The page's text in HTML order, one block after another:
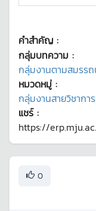
คำสำคัญ :
กลุ่มบทความ :
กลุ่มงานตามสมรร
หมวดหมู่ :
กลุ่มงานสายวิชาการ
แชร์ :
https://
0